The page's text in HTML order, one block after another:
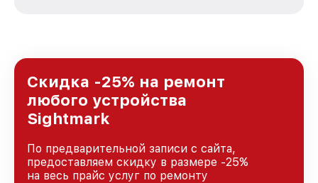
городе Москве, постоянно повышая уровень
доверия и лояльности наших клиентов.
Скидка -25% на ремонт
любого устройства
Sightmark
По предварительной записи с сайта,
предоставляем скидку в размере -25%
на весь прайс услуг по ремонту